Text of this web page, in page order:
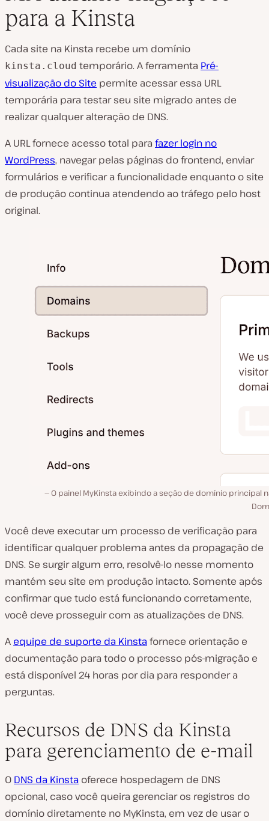
para a Kinsta
Cada site na Kinsta recebe um domínio
kinsta.cloud temporário. A ferramenta Pré-
visualização do Site permite acessar essa URL
temporária para testar seu site migrado antes de
realizar qualquer alteração de DNS.
A URL fornece acesso total para fazer login no
WordPress, navegar pelas páginas do frontend, enviar
formulários e verificar a funcionalidade enquanto o site
de produção continua atendendo ao tráfego pelo host
original.
O painel MyKinsta exibindo a seção de domínio principal
Você deve executar um processo de verificação para
identificar qualquer problema antes da propagação de
DNS. Se surgir algum erro, resolvê-lo nesse momento
mantém seu site em produção intacto. Somente após
confirmar que tudo está funcionando corretamente,
você deve prosseguir com as atualizações de DNS.
A equipe de suporte da Kinstafornece orientação e
documentação para todo o processo pós-migração e
está disponível 24 horas por dia para responder a
perguntas.
Recursos de DNS da Kinsta
para gerenciamento de e-mail
O DNS da Kinsta oferece hospedagem de DNS
opcional, caso você queira gerenciar os registros do
domínio diretamente no MyKinsta, em vez de usar o